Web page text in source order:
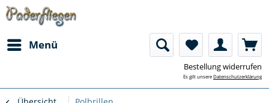
Menü
Bestellung widerrufen
Es gilt unsereDatenschutzerklärung